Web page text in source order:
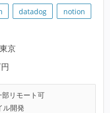
datadog
notion
東京
部リモート可
ル開発